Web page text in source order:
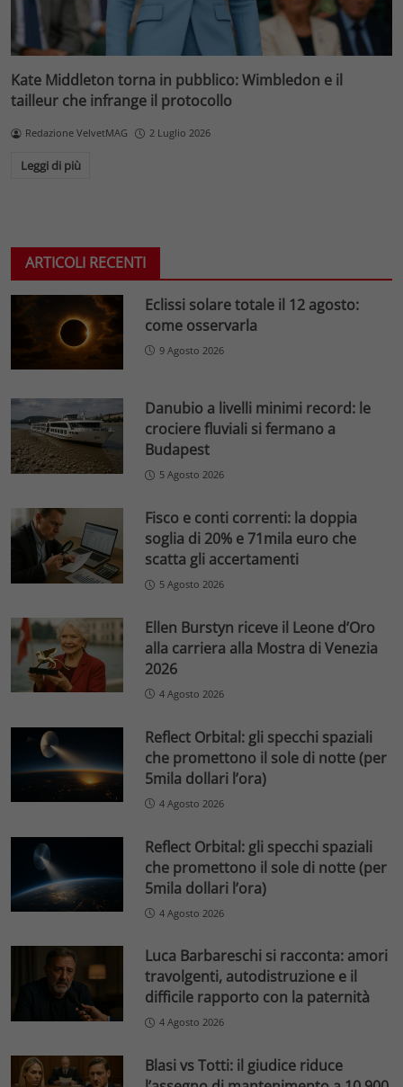
Kate Middleton torna in pubblico: Wimbledon e il
tailleur che infrange il protocollo
Redazione VelvetMAG 2 Luglio 2026
Leggi di più
ARTICOLI RECENTI
Eclissi solare totale il 12 agosto:
come osservarla
9 Agosto 2026
Danubio a livelli minimi record: le
crociere fluviali si fermano a
Budapest
5 Agosto 2026
Fisco e conti correnti: la doppia
soglia di 20% e 71mila euro che
scatta gli accertamenti
5 Agosto 2026
Ellen Burstyn riceve il Leone d’Oro
alla carriera alla Mostra di Venezia
2026
4 Agosto 2026
Reflect Orbital: gli specchi spaziali
che promettono il sole di notte (per
5mila dollari l’ora)
4 Agosto 2026
Reflect Orbital: gli specchi spaziali
che promettono il sole di notte (per
5mila dollari l’ora)
4 Agosto 2026
Luca Barbareschi si racconta: amori
travolgenti, autodistruzione e il
difficile rapporto con la paternità
4 Agosto 2026
Blasi vs Totti: il giudice riduce